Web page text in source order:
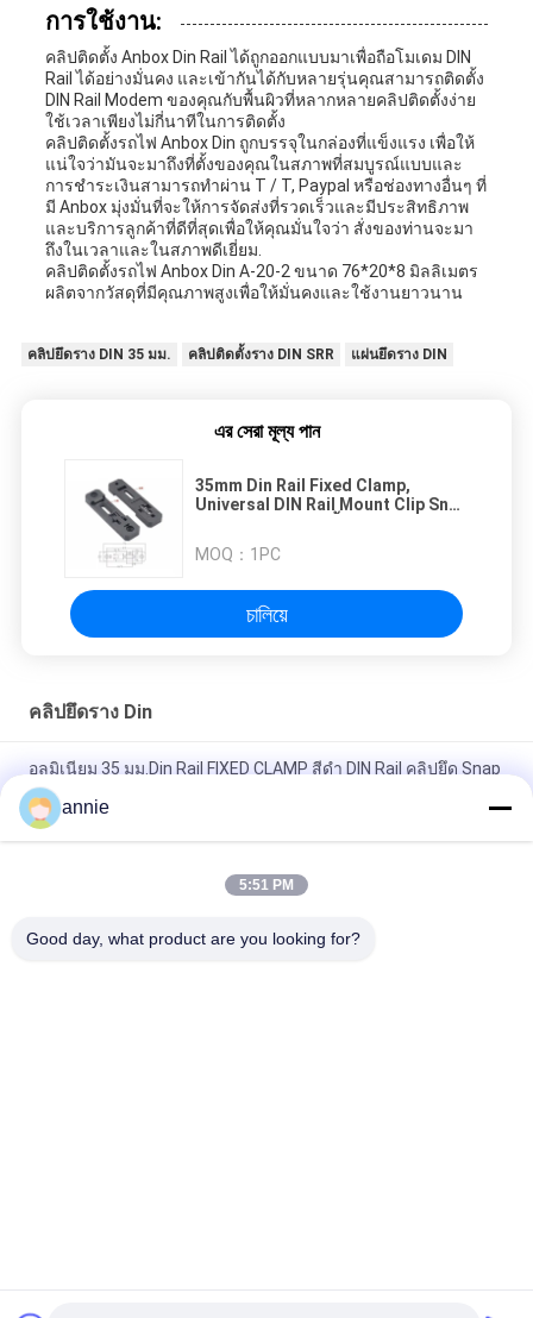
การใช้งาน:
คลิปติดตั้ง Anbox Din Rail ได้ถูกออกแบบมาเพื่อถือโมเดม DIN
Rail ได้อย่างมั่นคง และเข้ากันได้กับหลายรุ่นคุณสามารถติดตั้ง
DIN Rail Modem ของคุณกับพื้นผิวที่หลากหลายคลิปติดตั้งง่าย
ใช้เวลาเพียงไม่กี่นาทีในการติดตั้ง
คลิปติดตั้งรถไฟ Anbox Din ถูกบรรจุในกล่องที่แข็งแรง เพื่อให้
แน่ใจว่ามันจะมาถึงที่ตั้งของคุณในสภาพที่สมบูรณ์แบบและ
การชําระเงินสามารถทําผ่าน T / T, Paypal หรือช่องทางอื่นๆ ที่
มี Anbox มุ่งมั่นที่จะให้การจัดส่งที่รวดเร็วและมีประสิทธิภาพ
และบริการลูกค้าที่ดีที่สุดเพื่อให้คุณมั่นใจว่า สั่งของท่านจะมา
ถึงในเวลาและในสภาพดีเยี่ยม.
คลิปติดตั้งรถไฟ Anbox Din A-20-2 ขนาด 76*20*8 มิลลิเมตร
ผลิตจากวัสดุที่มีคุณภาพสูงเพื่อให้มั่นคงและใช้งานยาวนาน
คลิปยึดราง DIN 35 มม. คลิปติดตั้งราง DIN SRR แผ่นยึดราง DIN
এর সেরা মূল্য পান
35mm Din Rail Fixed Clamp,
Universal DIN Rail Mount Clip Snap
C45 Rail Mount Adapter PCB การ
ติดตั้งพับพับพับพับ 20mm ความกว้าง
MOQ： 1PC
চালিয়ে
คลิปยึดราง Din
อลูมิเนียม 35 มม.Din Rail FIXED CLAMP สีดำ DIN Rail คลิปยึด Snap
สำหรับการติดตั้งรีเลย์
คลิปยึดราง DIN พลาสติกไนลอนพลาสติกกว้าง 25 มม. บนตัวยึดราง
Mounting สีดำ ความกว้าง 20 มม
annie
5:51 PM
Good day, what product are you looking for?